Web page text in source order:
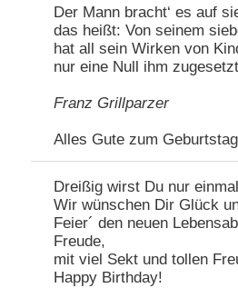
Der Mann bracht‘ es auf
das heißt: Von seinem
hat all sein Wirken von
nur eine Null ihm
Franz Grillparzer
Alles Gute zum
Dreißig wirst Du nur
Wir wünschen Dir Glück
Feier´ den neuen
Freude,
mit viel Sekt und tollen
Happy Birthday!